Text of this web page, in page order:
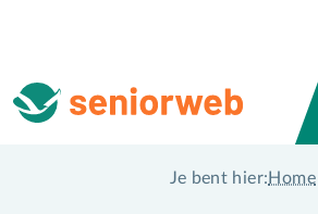
Je bent hier: Home